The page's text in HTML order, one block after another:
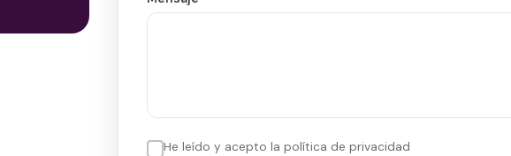
He leído y acepto la política de privacidad